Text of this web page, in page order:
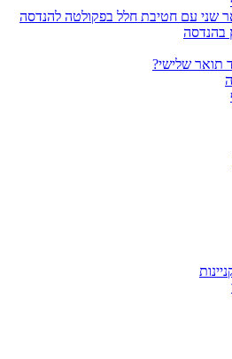
שני עם חטיבת חלל בפקולטה להנדסה
בהנדסה
תואר שלישי?